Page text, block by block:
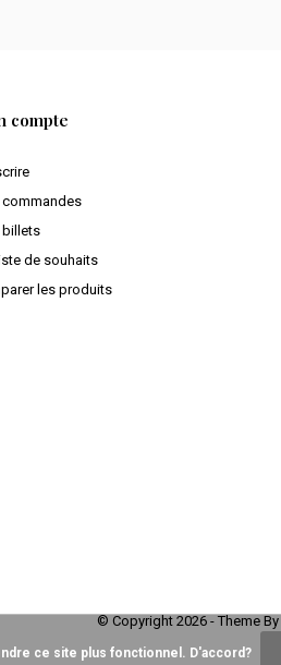
compte
commandes
billets
de souhaits
les produits
© Copyright 2026- Theme By
ce site plus fonctionnel. D'accord?